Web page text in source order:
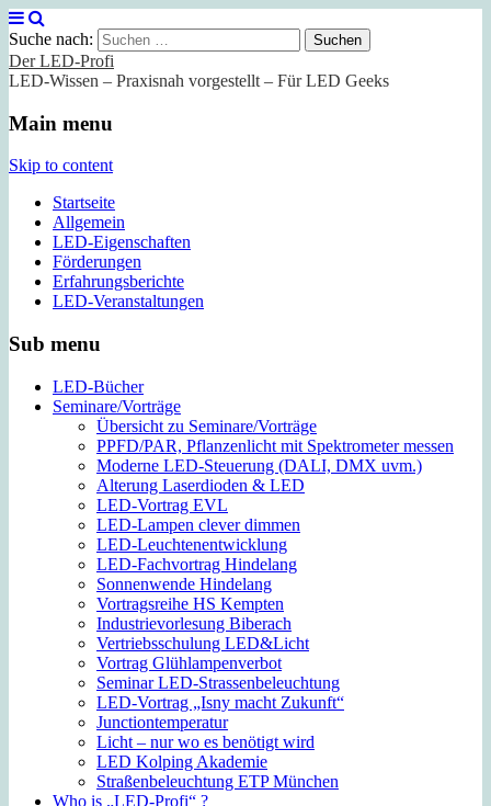
Suche nach:
Der LED-Profi
LED-Wissen – Praxisnah vorgestellt – Für LED Geeks
Main menu
Skip to content
Startseite
Allgemein
LED-Eigenschaften
Förderungen
Erfahrungsberichte
LED-Veranstaltungen
Sub menu
LED-Bücher
Seminare/Vorträge
Übersicht zu Seminare/Vorträge
PPFD/PAR, Pflanzenlicht mit Spektrometer messen
Moderne LED-Steuerung (DALI, DMX uvm.)
Alterung Laserdioden & LED
LED-Vortrag EVL
LED-Lampen clever dimmen
LED-Leuchtenentwicklung
LED-Fachvortrag Hindelang
Sonnenwende Hindelang
Vortragsreihe HS Kempten
Industrievorlesung Biberach
Vertriebsschulung LED&Licht
Vortrag Glühlampenverbot
Seminar LED-Strassenbeleuchtung
LED-Vortrag „Isny macht Zukunft“
Junctiontemperatur
Licht – nur wo es benötigt wird
LED Kolping Akademie
Straßenbeleuchtung ETP München
Who is „LED-Profi“ ?